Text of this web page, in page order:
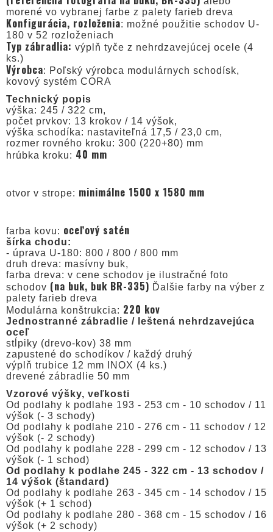
morené vo vybranej farbe z palety farieb dreva
Konfigurácia, rozloženia: možné použitie schodov U-
180 v 52 rozloženiach
Typ zábradlia: výplň tyče z nehrdzavejúcej ocele (4
ks.)
Výrobca: Poľský výrobca modulárnych schodísk,
kovový systém CORA
Technický popis
výška: 245 / 322 cm,
počet prvkov: 13 krokov / 14 výšok,
výška schodíka: nastaviteľná 17,5 / 23,0 cm,
rozmer rovného kroku: 300 (220+80) mm
hrúbka kroku: 40 mm
otvor v strope: minimálne 1500 x 1580 mm
farba kovu: oceľový satén
šírka chodu:
- úprava U-180: 800 / 800 / 800 mm
druh dreva: masívny buk,
farba dreva: v cene schodov je ilustračné foto
schodov (na buk, buk BR-335) Ďalšie farby na výber z
palety farieb dreva
Modulárna konštrukcia: 220 kov
Jednostranné zábradlie / leštená nehrdzavejúca
oceľ
stĺpiky (drevo-kov) 38 mm
zapustené do schodíkov / každý druhý
výplň trubice 12 mm INOX (4 ks.)
drevené zábradlie 50 mm
Vzorové výšky, veľkosti
Od podlahy k podlahe 193 - 253 cm - 10 schodov / 11
výšok (- 3 schody)
Od podlahy k podlahe 210 - 276 cm - 11 schodov / 12
výšok (- 2 schody)
Od podlahy k podlahe 228 - 299 cm - 12 schodov / 13
výšok (- 1 schod)
Od podlahy k podlahe 245 - 322 cm - 13 schodov /
14 výšok (štandard)
Od podlahy k podlahe 263 - 345 cm - 14 schodov / 15
výšok (+ 1 schod)
Od podlahy k podlahe 280 - 368 cm - 15 schodov / 16
výšok (+ 2 schody)